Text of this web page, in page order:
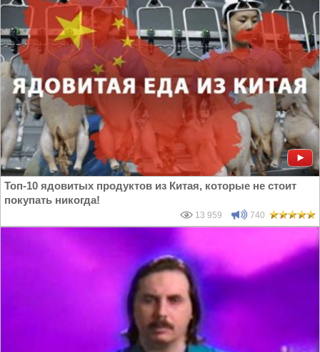
Топ-10 ядовитых продуктов из Китая, которые не стоит
покупать никогда!
13 959 740